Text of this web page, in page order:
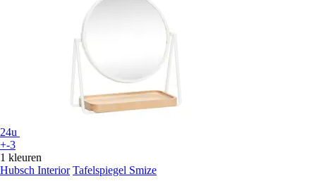
24u
+-3
1 kleuren
Hubsch Interior Tafelspiegel Smize